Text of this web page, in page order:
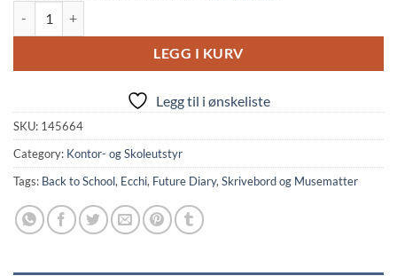
LEGG I KURV
Legg til i ønskeliste
SKU: 145664
Category: Kontor- og Skoleutstyr
Tags: Back to School, Ecchi, Future Diary, Skrivebord og Musematter